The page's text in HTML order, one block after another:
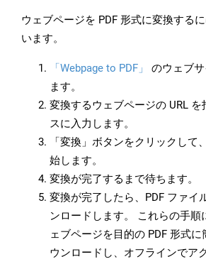
ウェブページを PDF 形式に変換する
います。
「Webpage to PDF」
のウェブ
ます。
変換するウェブページの URL を
スに入力します。
「変換」ボタンをクリックして
始します。
変換が完了するまで待ちます。
変換が完了したら、PDF ファイ
ンロードします。 これらの手順
ェブページを目的の PDF 形式
ウンロードし、オフラインでア